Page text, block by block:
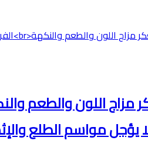
مزاج اللون والطعم
يؤجل مواسم الطلع